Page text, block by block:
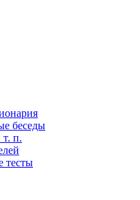
беседы
т. п.
тесты